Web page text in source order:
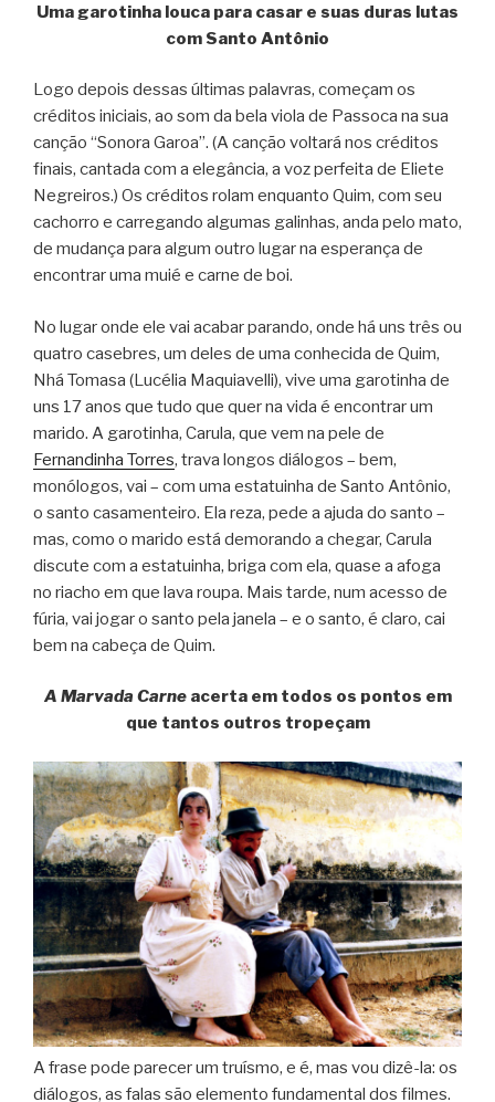
Uma garotinha louca para casar e suas duras lutas
com Santo Antônio
Logo depois dessas últimas palavras, começam os
créditos iniciais, ao som da bela viola de Passoca na sua
canção “Sonora Garoa”. (A canção voltará nos créditos
finais, cantada com a elegância, a voz perfeita de Eliete
Negreiros.) Os créditos rolam enquanto Quim, com seu
cachorro e carregando algumas galinhas, anda pelo mato,
de mudança para algum outro lugar na esperança de
encontrar uma muié e carne de boi.
No lugar onde ele vai acabar parando, onde há uns três ou
quatro casebres, um deles de uma conhecida de Quim,
Nhá Tomasa (Lucélia Maquiavelli), vive uma garotinha de
uns 17 anos que tudo que quer na vida é encontrar um
marido. A garotinha, Carula, que vem na pele de
Fernandinha Torres, trava longos diálogos – bem,
monólogos, vai – com uma estatuinha de Santo Antônio,
o santo casamenteiro. Ela reza, pede a ajuda do santo –
mas, como o marido está demorando a chegar, Carula
discute com a estatuinha, briga com ela, quase a afoga
no riacho em que lava roupa. Mais tarde, num acesso de
fúria, vai jogar o santo pela janela – e o santo, é claro, cai
bem na cabeça de Quim.
A Marvada Carneacerta em todos os pontos em
que tantos outros tropeçam
A frase pode parecer um truísmo, e é, mas vou dizê-la: os
diálogos, as falas são elemento fundamental dos filmes.